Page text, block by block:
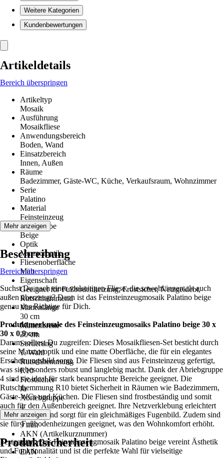
Weitere Kategorien
Kundenbewertungen
Artikeldetails
Bereich überspringen
Artikeltyp
Mosaik
Ausführung
Mosaikfliese
Anwendungsbereich
Boden, Wand
Einsatzbereich
Innen, Außen
Räume
Badezimmer, Gäste-WC, Küche, Verkaufsraum, Wohnzimmer
Serie
Palatino
Material
Feinsteinzeug
Grundfarbe
Beige
Optik
Marmoroptik
Fliesenoberfläche
Matt
Eigenschaft
Geeignet für Fußbodenheizung, Frostsicher, Netzgeklebt,
Rutschhemmend
Mattenlänge
30 cm
Mattenbreite
30 cm
Sortierung
1. Wahl
Rutschhemmung
R10
Frostsicher
Ja
Abriebgruppe
4
Stärke
9 mm
AKN (Artikelkurznummer)
WMY3
EAN
Mehr anzeigen
Beschreibung
Bereich überspringen
Suchst Du nach einer vielseitigen Fliese, die sowohl innen als auch
außen überzeugt? Dann ist das Feinsteinzeugmosaik Palatino beige
genau das Richtige für Dich.
Produktmerkmale des Feinsteinzeugmosaiks Palatino beige 30 x
30 x 0,9 cm
Darum solltest Du zugreifen: Dieses Mosaikfliesen-Set besticht durch
seine Marmoroptik und eine matte Oberfläche, die für ein elegantes
Erscheinungsbild sorgt. Die Fliesen sind aus Feinsteinzeug gefertigt,
was sie besonders robust und langlebig macht. Dank der Abriebgruppe
4 sind sie ideal für stark beanspruchte Bereiche geeignet. Die
Rutschhemmung R10 bietet Sicherheit in Räumen wie Badezimmern,
Gäste-WCs und Küchen. Die Fliesen sind frostbeständig und somit
auch für den Außenbereich geeignet. Ihre Netzverklebung erleichtert
die Verlegung und sorgt für ein gleichmäßiges Fugenbild. Zudem sind
sie für Fußbodenheizungen geeignet, was den Wohnkomfort erhöht.
Festgezurrt: Das Feinsteinzeugmosaik Palatino beige vereint Ästhetik
und Funktionalität und ist die perfekte Wahl für vielseitige
Mehr anzeigen
Produktsicherheit